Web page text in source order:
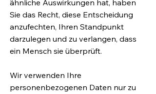
ähnliche Auswirkungen hat, haben
Sie das Recht, diese Entscheidung
anzufechten, Ihren Standpunkt
darzulegen und zu verlangen, dass
ein Mensch sie überprüft.
Wir verwenden Ihre
personenbezogenen Daten nur zu